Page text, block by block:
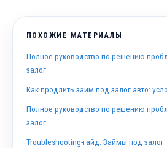
ПОХОЖИЕ МАТЕРИАЛЫ
Полное руководство по решению
залог
Как продлить займ под залог авто:
Полное руководство по решению
залог
Troubleshooting-гайд: Займы под